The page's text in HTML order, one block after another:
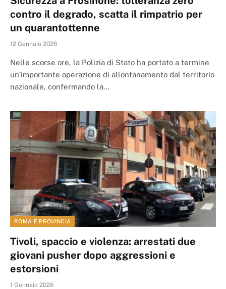
contro il degrado, scatta il rimpatrio per
un quarantottenne
12 Gennaio 2026
Nelle scorse ore, la Polizia di Stato ha portato a termine
un’importante operazione di allontanamento dal territorio
nazionale, confermando la…
ROMA E PROVINCIA
Tivoli, spaccio e violenza: arrestati due
giovani pusher dopo aggressioni e
estorsioni
1 Gennaio 2026